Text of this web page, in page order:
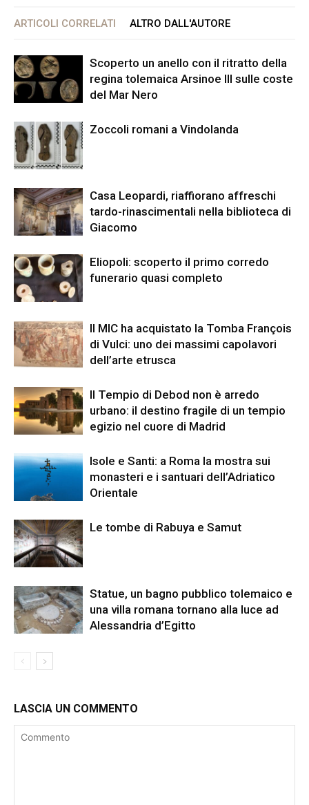
ARTICOLI CORRELATI ALTRO DALL'AUTORE
Scoperto un anello con il ritratto della
regina tolemaica Arsinoe III sulle coste
del Mar Nero
Zoccoli romani a Vindolanda
Casa Leopardi, riaffiorano affreschi
tardo-rinascimentali nella biblioteca di
Giacomo
Eliopoli: scoperto il primo corredo
funerario quasi completo
Il MIC ha acquistato la Tomba François
di Vulci: uno dei massimi capolavori
dell’arte etrusca
Il Tempio di Debod non è arredo
urbano: il destino fragile di un tempio
egizio nel cuore di Madrid
Isole e Santi: a Roma la mostra sui
monasteri e i santuari dell’Adriatico
Orientale
Le tombe di Rabuya e Samut
Statue, un bagno pubblico tolemaico e
una villa romana tornano alla luce ad
Alessandria d’Egitto
LASCIA UN COMMENTO